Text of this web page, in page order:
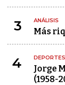
3 ANÁLISIS
Más
4 DEPORTES
Jorge
(1958-